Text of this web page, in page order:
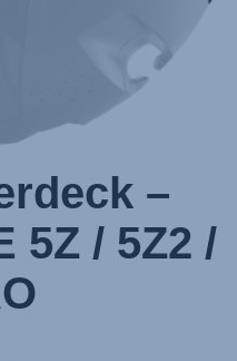
–
5Z / 5Z2 /